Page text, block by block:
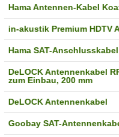
Hama Antennen-Kabel
in-akustik Premium HDTV
Hama SAT-Anschlusskabel
DeLOCK Antennenkabel
zum Einbau, 200 mm
DeLOCK Antennenkabel
Goobay SAT-